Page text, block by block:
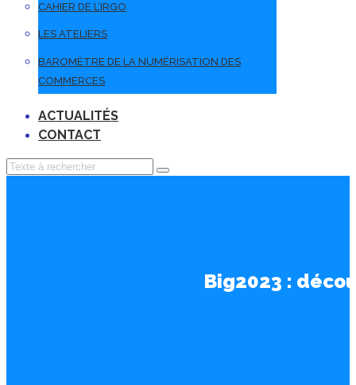
CAHIER DE L’IRGO
LES ATELIERS
BAROMÈTRE DE LA NUMÉRISATION DES
COMMERCES
ACTUALITÉS
CONTACT
Big2023 :